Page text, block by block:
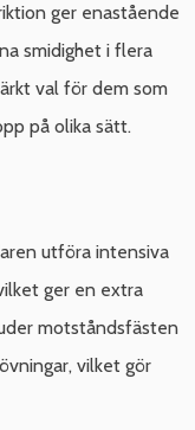
ger enastående
smidighet i flera
val för dem som
på olika sätt.
utföra intensiva
ger en extra
motståndsfästen
vilket gör